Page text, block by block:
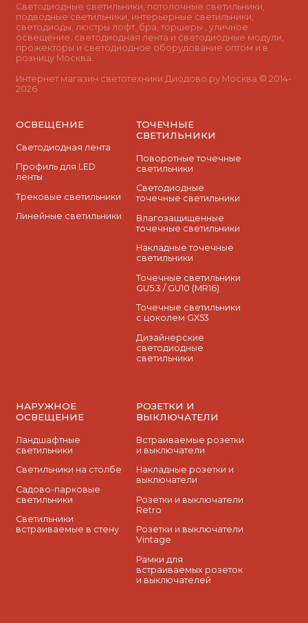
Светодиодные светильники, потолочные светильники,
подводные светильники, интерьерные светильники,
светодиоды, люстры лофт, бра, торшеры , уличное
освещение, светодиодная лента и светодиодные модули,
прожекторы и светодиодное оборудование оптом и в
розницу Москва.
Интернет магазин светотехники Диодово.ру Москва © 2014-
2026
ОСВЕЩЕНИЕ
Светодиодная лента
Профиль для LED
ленты
Трековые светильники
Линейные светильники
ТОЧЕЧНЫЕ
СВЕТИЛЬНИКИ
Поворотные точечные
светильники
Cветодиодные
точечные светильники
Влагозащищенные
точечные светильники
Накладные точечные
светильники
Точечные светильники
GU5.3 / GU10 (MR16)
Точечные светильники
с цоколем GX53
Дизайнерские
светодиодные
светильники
НАРУЖНОЕ
ОСВЕЩЕНИЕ
Ландшафтные
светильники
Светильники на столбе
Садово-парковые
светильники
Светильники
встраиваемые в стену
РОЗЕТКИ И
ВЫКЛЮЧАТЕЛИ
Встраиваемые розетки
и выключатели
Накладные розетки и
выключатели
Розетки и выключатели
Retro
Розетки и выключатели
Vintage
Рамки для
встраиваемых розеток
и выключателей